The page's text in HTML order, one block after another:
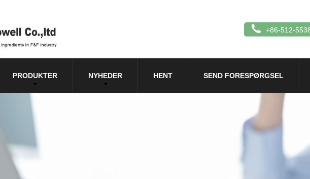
+86-512-
PRODUKTER NYHEDER HENT SEND FORESPØRGSEL